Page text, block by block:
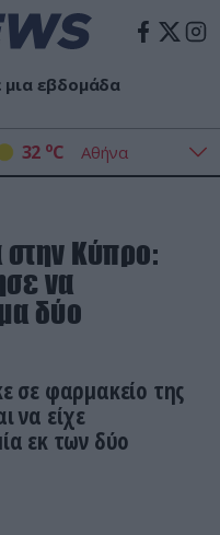
εβδομάδα
32 oC
Κύπρο:
να
δύο
σε φαρμακείο της
να είχε
εκ των δύο